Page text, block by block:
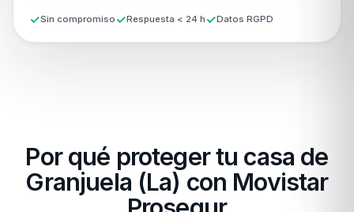
Sin compromiso Respuesta < 24 h Datos RGPD
Por qué proteger tu casa de
Granjuela (La) con Movistar